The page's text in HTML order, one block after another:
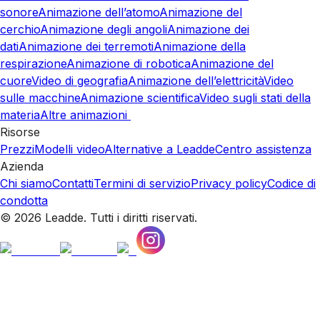
sonoreAnimazione dell’atomoAnimazione del
cerchioAnimazione degli angoliAnimazione dei
datiAnimazione dei terremotiAnimazione della
respirazioneAnimazione di roboticaAnimazione del
cuoreVideo di geografiaAnimazione dell’elettricitàVideo
sulle macchineAnimazione scientificaVideo sugli stati della
materiaAltre animazioni
Risorse
PrezziModelli videoAlternative a LeaddeCentro assistenza
Azienda
Chi siamoContattiTermini di servizioPrivacy policyCodice di
condotta
© 2026 Leadde. Tutti i diritti riservati.